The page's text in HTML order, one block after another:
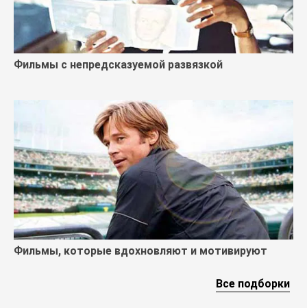
Фильмы с непредсказуемой развязкой
Фильмы, которые вдохновляют и мотивируют
Все подборки